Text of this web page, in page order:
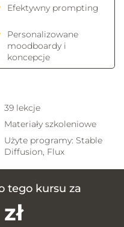
Efektywny prompting
Personalizowane
moodboardy i
koncepcje
39 lekcje
Materiały szkoleniowe
Użyte programy: Stable
Diffusion, Flux
tego kursu za